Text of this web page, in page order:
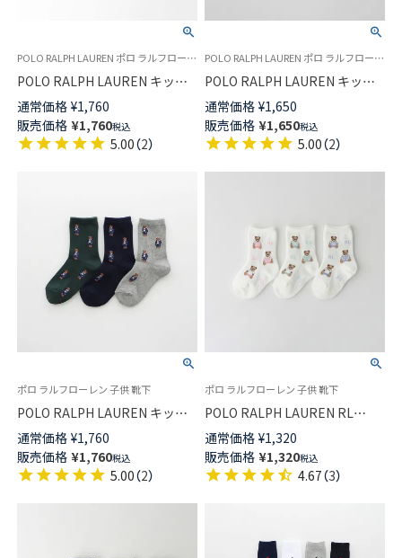
POLO RALPH LAUREN ポロ ラルフローレンキッズ 子供 靴下
POLO RALPH LAUREN キッズ
ソックス ミニベア ポロベア ク
ルー丈 日本製 04835200
通常価格 ¥1,760
販売価格 ¥1,760税込
5.00（2）
POLO RALPH LAUREN ポロ ラルフローレンキッズ 子供 靴下
POLO RALPH LAUREN キッズ
FLAT KNIT LOWCUT フラット
ニット スニーカー丈 ソックス
日本製 04803725
通常価格 ¥1,650
販売価格 ¥1,650税込
5.00（2）
ポロ ラルフローレン 子供 靴下
POLO RALPH LAUREN キッズ
ソックス ミニベア ポロベア ク
ルー丈 04863200
通常価格 ¥1,760
販売価格 ¥1,760税込
5.00（2）
ポロ ラルフローレン 子供 靴下
POLO RALPH LAUREN RL
Layette キッズ Tossedベア ク
ルー丈 ソックス 日本製
04883173
通常価格 ¥1,320
販売価格 ¥1,320税込
4.67（3）